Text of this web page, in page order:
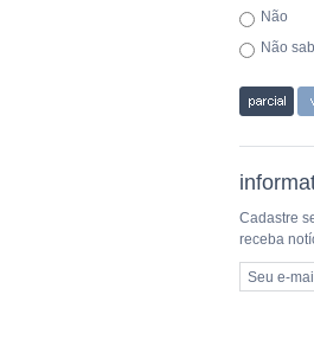
Não
Não
Cadastre
receba
Seu e-mail